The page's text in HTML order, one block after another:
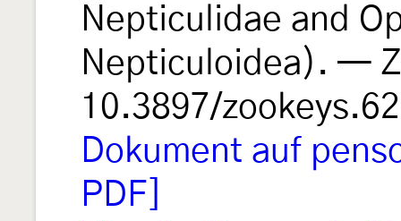
Nepticulidae and
Nepticuloidea). —
10.3897/
Dokument auf
PDF]